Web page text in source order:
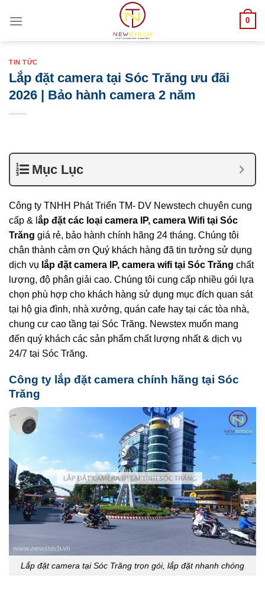
0
TIN TỨC
Lắp đặt camera tại Sóc Trăng ưu đãi
2026 | Bảo hành camera 2 năm
Mục Lục
Công ty TNHH Phát Triển TM- DV Newstech chuyên cung
cấp & l ắp đặt các loại camera IP, camera Wifi tại Sóc
Trăng giá rẻ, bảo hành chính hãng 24 tháng. Chúng tôi
chân thành cảm ơn Quý khách hàng đã tin tưởng sử dụng
dịch vụ lắp đặt camera IP, camera wifi tại Sóc Trăng chất
lượng, độ phân giải cao. Chúng tôi cung cấp nhiều gói lựa
chọn phù hợp cho khách hàng sử dụng mục đích quan sát
tại hộ gia đình, nhà xưởng, quán cafe hay tại các tòa nhà,
chung cư cao tầng tại Sóc Trăng. Newstex muốn mang
đến quý khách các sản phẩm chất lượng nhất & dịch vụ
24/7 tại Sóc Trăng.
Công ty lắp đặt camera chính hãng tại Sóc
Trăng
Lắp đặt camera tại Sóc Trăng trọn gói, lắp đặt nhanh chóng